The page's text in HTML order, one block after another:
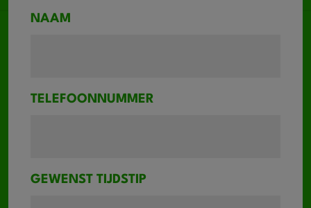
NAAM
TELEFOONNUMMER
GEWENST TIJDSTIP